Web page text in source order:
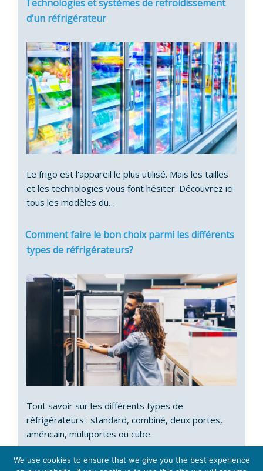
Technologies et systèmes de refroidissement
d’un réfrigérateur
Le frigo est l'appareil le plus utilisé. Mais les tailles
et les technologies vous font hésiter. Découvrez ici
tous les modèles du…
Comment faire le bon choix parmi les différents
types de réfrigérateurs?
Tout savoir sur les différents types de
réfrigérateurs : standard, combiné, deux portes,
américain, multiportes ou cube.
We use cookies to ensure that we give you the best experience